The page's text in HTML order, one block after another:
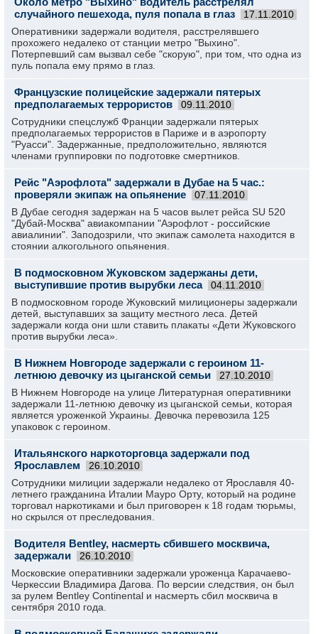
случайного пешехода, пуля попала в глаз
17.11.2010
Оперативники задержали водителя, расстрелявшего
прохожего недалеко от станции метро "Выхино".
Потерпевший сам вызвал себе "скорую", при том, что одна из
пуль попала ему прямо в глаз.
Французские полицейские задержали пятерых
предполагаемых террористов
09.11.2010
Сотрудники спецслужб Франции задержали пятерых
предполагаемых террористов в Париже и в аэропорту
"Руасси". Задержанные, предположительно, являются
членами группировки по подготовке смертников.
Рейс "Аэрофлота" задержали в Дубае на 5 час.:
проверяли экипаж на опьянение
07.11.2010
В Дубае сегодня задержан на 5 часов вылет рейса SU 520
"Дубай-Москва" авиакомпании "Аэрофлот - российские
авиалинии". Заподозрили, что экипаж самолета находится в
стоянии алкогольного опьянения.
В подмосковном Жуковском задержаны дети,
выступившие против вырубки леса
04.11.2010
В подмосковном городе Жуковский милиционеры задержали
детей, выступавших за защиту местного леса. Детей
задержали когда они шли ставить плакаты «Дети Жуковского
против вырубки леса».
В Нижнем Новгороде задержали с героином 11-
летнюю девочку из цыганской семьи
27.10.2010
В Нижнем Новгороде на улице Литературная оперативники
задержали 11-летнюю девочку из цыганской семьи, которая
является уроженкой Украины. Девочка перевозила 125
упаковок с героином.
Итальянского наркоторговца задержали под
Ярославлем
26.10.2010
Сотрудники милиции задержали недалеко от Ярославля 40-
летнего гражданина Италии Мауро Орту, который на родине
торговал наркотиками и был приговорен к 18 годам тюрьмы,
но скрылся от преследования.
Водителя Bentley, насмерть сбившего москвича,
задержали
26.10.2010
Московские оперативники задержали уроженца Карачаево-
Черкессии Владимира Дагова. По версии следствия, он был
за рулем Bentley Continental и насмерть сбил москвича в
сентября 2010 года.